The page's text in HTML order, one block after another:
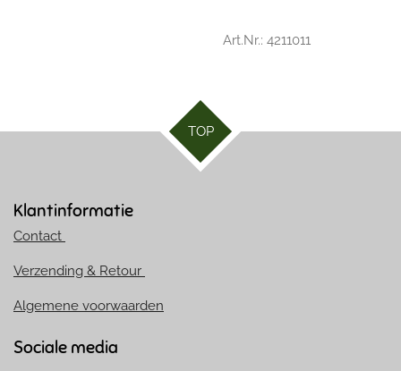
Art.Nr.: 4211011
TOP
Klantinformatie
Contact
Verzending & Retour
Algemene voorwaarden
Sociale media